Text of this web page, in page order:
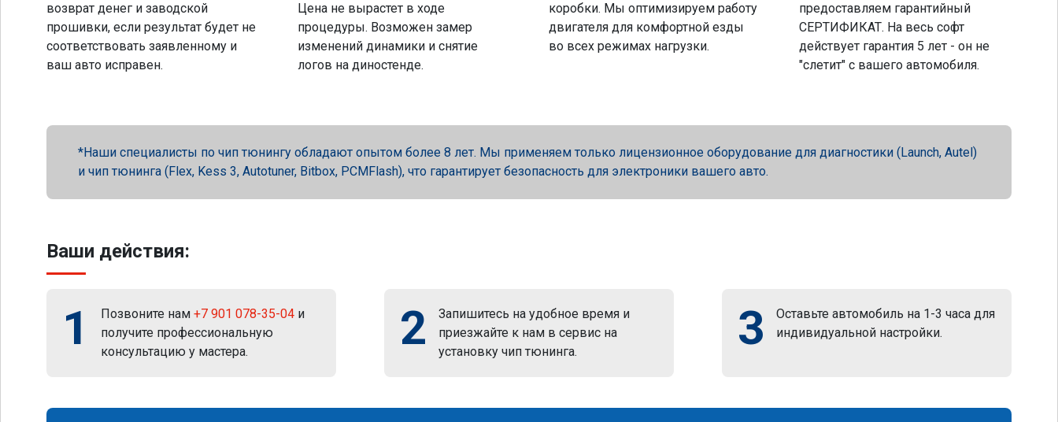
возврат денег и заводской
прошивки, если результат будет не
соответствовать заявленному и
ваш авто исправен.
Цена не вырастет в ходе
процедуры. Возможен замер
изменений динамики и снятие
логов на диностенде.
коробки. Мы оптимизируем работу
двигателя для комфортной езды
во всех режимах нагрузки.
предоставляем гарантийный
СЕРТИФИКАТ. На весь софт
действует гарантия 5 лет - он не
"слетит" с вашего автомобиля.
Наши специалисты по чип тюнингу обладают опытом более 8 лет. Мы применяем только лицензионное оборудование для диагностики (Launch, Autel)
и чип тюнинга (Flex, Kess 3, Autotuner, Bitbox, PCMFlash), что гарантирует безопасность для электроники вашего авто.
Ваши действия:
1 Позвоните нам +7 901 078-35-04 и
получите профессиональную
консультацию у мастера.
2
Запишитесь на удобное время и
приезжайте к нам в сервис на
установку чип тюнинга.
3
Оставьте автомобиль на 1-3 часа для
индивидуальной настройки.